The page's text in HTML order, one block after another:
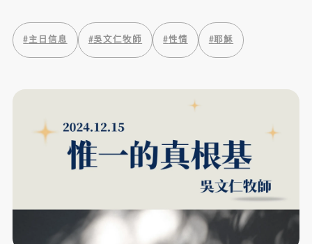
#主日信息 #吳文仁牧師 #性情 #耶穌